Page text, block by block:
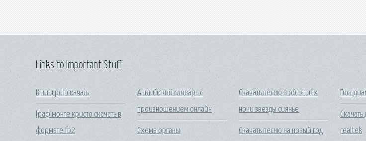
Links to Important Stuff
Книги pdf скачать
Граф монте кристо скачать в
формате fb2
Английский словарь с
произношением онлайн
Схема органы
Скачать песню в объятиях
ночи звезды сиянье
Скачать песню на новый год
Гост
realtek